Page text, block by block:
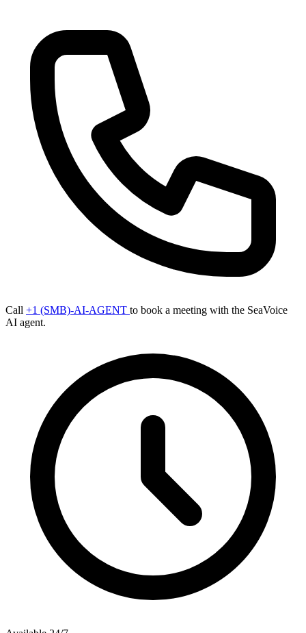
Call +1 (SMB)-AI-AGENT to book a meeting with the SeaVoice
AI agent.